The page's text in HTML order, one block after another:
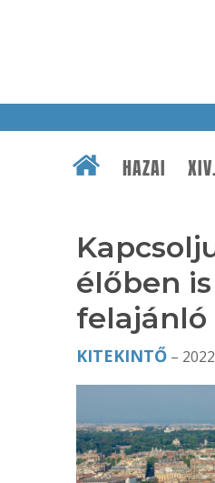
HAZAI
élőben
felajánló
KITEKINTŐ –